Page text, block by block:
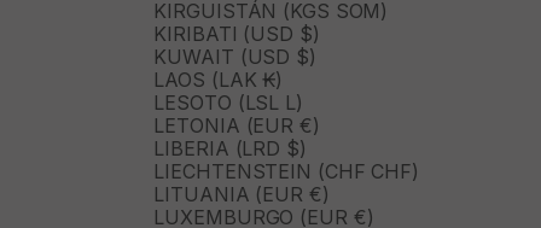
KIRGUISTÁN (KGS SOM)
KIRIBATI (USD $)
KUWAIT (USD $)
LAOS (LAK ₭)
LESOTO (LSL L)
LETONIA (EUR €)
LIBERIA (LRD $)
LIECHTENSTEIN (CHF CHF)
LITUANIA (EUR €)
LUXEMBURGO (EUR €)